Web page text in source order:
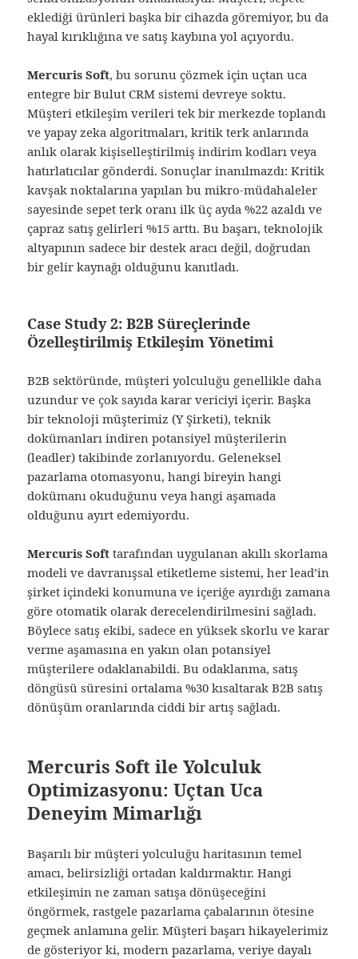
eklediği ürünleri başka bir cihazda göremiyor, bu da
hayal kırıklığına ve satış kaybına yol açıyordu.
Mercuris Soft, bu sorunu çözmek için uçtan uca
entegre bir Bulut CRM sistemi devreye soktu.
Müşteri etkileşim verileri tek bir merkezde toplandı
ve yapay zeka algoritmaları, kritik terk anlarında
anlık olarak kişiselleştirilmiş indirim kodları veya
hatırlatıcılar gönderdi. Sonuçlar inanılmazdı: Kritik
kavşak noktalarına yapılan bu mikro-müdahaleler
sayesinde sepet terk oranı ilk üç ayda %22 azaldı ve
çapraz satış gelirleri %15 arttı. Bu başarı, teknolojik
altyapının sadece bir destek aracı değil, doğrudan
bir gelir kaynağı olduğunu kanıtladı.
Case Study 2: B2B Süreçlerinde
Özelleştirilmiş Etkileşim Yönetimi
B2B sektöründe, müşteri yolculuğu genellikle daha
uzundur ve çok sayıda karar vericiyi içerir. Başka
bir teknoloji müşterimiz (Y Şirketi), teknik
dokümanları indiren potansiyel müşterilerin
(leadler) takibinde zorlanıyordu. Geleneksel
pazarlama otomasyonu, hangi bireyin hangi
dokümanı okuduğunu veya hangi aşamada
olduğunu ayırt edemiyordu.
Mercuris Soft tarafından uygulanan akıllı skorlama
modeli ve davranışsal etiketleme sistemi, her lead’in
şirket içindeki konumuna ve içeriğe ayırdığı zamana
göre otomatik olarak derecelendirilmesini sağladı.
Böylece satış ekibi, sadece en yüksek skorlu ve karar
verme aşamasına en yakın olan potansiyel
müşterilere odaklanabildi. Bu odaklanma, satış
döngüsü süresini ortalama %30 kısaltarak B2B satış
dönüşüm oranlarında ciddi bir artış sağladı.
Mercuris Soft ile Yolculuk
Optimizasyonu: Uçtan Uca
Deneyim Mimarlığı
Başarılı bir müşteri yolculuğu haritasının temel
amacı, belirsizliği ortadan kaldırmaktır. Hangi
etkileşimin ne zaman satışa dönüşeceğini
öngörmek, rastgele pazarlama çabalarının ötesine
geçmek anlamına gelir. Müşteri başarı hikayelerimiz
de gösteriyor ki, modern pazarlama, veriye dayalı